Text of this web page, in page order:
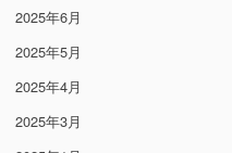
2025年6月
2025年5月
2025年4月
2025年3月